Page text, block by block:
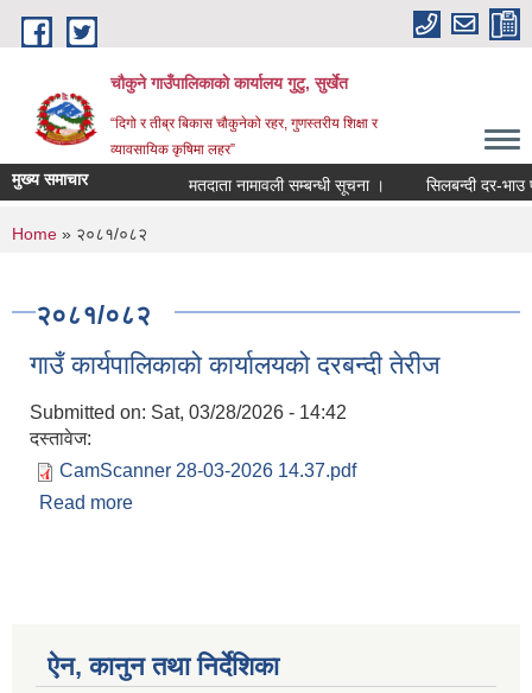
Skip to main content
चौकुने गाउँपालिकाकाे कार्यालय गुटु, सुर्खेत
“दिगो र तीब्र बिकास चौकुनेको रहर, गुणस्तरीय शिक्षा र
व्यावसायिक कृषिमा लहर”
मुख्य समाचार मतदाता नामावली सम्बन्धी सूचना । सिलबन्दी दर-भाउ
You are here
Home » २०८१/०८२
२०८१/०८२
गाउँ कार्यपालिकाको कार्यालयको दरबन्दी तेरीज
Submitted on: Sat, 03/28/2026 - 14:42
दस्तावेज:
CamScanner 28-03-2026 14.37.pdf
Read more
ऐन, कानुन तथा निर्देशिका